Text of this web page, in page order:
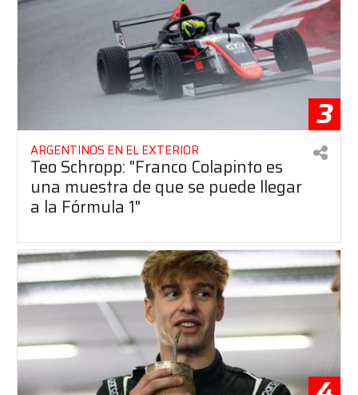
3
ARGENTINOS EN EL EXTERIOR
Teo Schropp: "Franco Colapinto es
una muestra de que se puede llegar
a la Fórmula 1"